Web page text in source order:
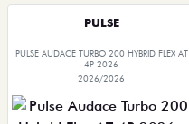
PULSE
PULSE AUDACE TURBO 200 HYBRID FLEX AT
4P 2026
2026/2026